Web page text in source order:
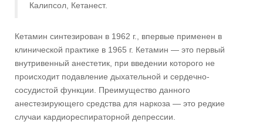
Калипсол, Кетанест.
Кетамин синтезирован в 1962 г., впервые применен в
клинической практике в 1965 г. Кетамин — это первый
внутривенный анестетик, при введении которого не
происходит подавление дыхательной и сердечно-
сосудистой функции. Преимущество данного
анестезирующего средства для наркоза — это редкие
случаи кардиореспираторной депрессии.